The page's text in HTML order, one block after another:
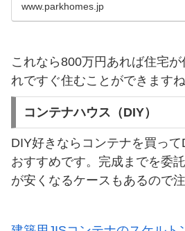
介をいたします。
www.parkhomes.jp
これなら800万円あれば住宅
れですぐ住むことができますね
コンテナハウス（DIY）
DIY好きならコンテナを買っ
おすすめです。完成までを委
が安くなるケースもあるので注